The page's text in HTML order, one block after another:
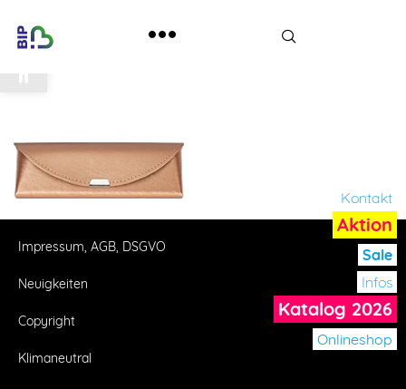
Werkzeugleiste öffnen
Kontakt
Aktion
Sale
Infos
Katalog 2026
Onlineshop
Impressum, AGB, DSGVO
Neuigkeiten
Copyright
Klimaneutral